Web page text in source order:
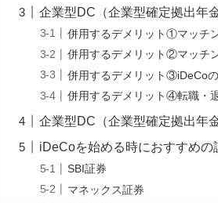
企業型DC（企業型確定拠出年
併用するデメリット①マッチ
併用するデメリット②マッチ
併用するデメリット③iDeCo
併用するデメリット④転職・
企業型DC（企業型確定拠出年
iDeCoを始める時におすすめの
SBI証券
マネックス証券